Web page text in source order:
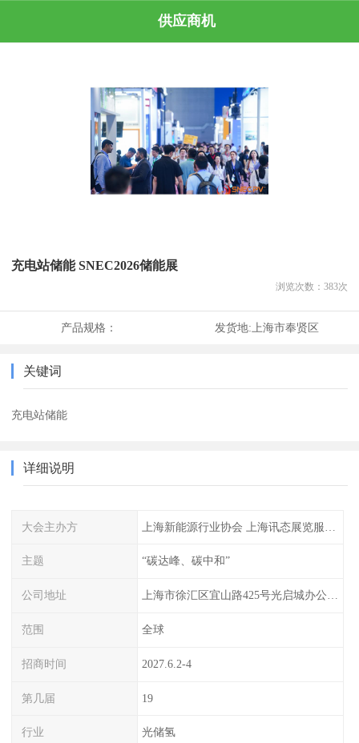
供应商机
充电站储能 SNEC2026储能展
浏览次数： 383次
产品规格： 发货地:上海市奉贤区
关键词
充电站储能
详细说明
大会主办方
主题 “碳达峰、碳中和”
公司地址 上海市徐汇区宜山路425号光启城办公楼905-907室
范围 全球
招商时间 2027.6.2-4
第几届 19
行业 光储氢